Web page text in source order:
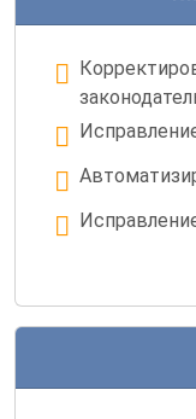
Учет
одной